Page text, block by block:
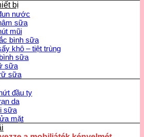
bị
nước
sữa
mũi
bình sữa
khô – tiệt trùng
sữa
sữa
sữa
đầu ty
da
sữa
mặt